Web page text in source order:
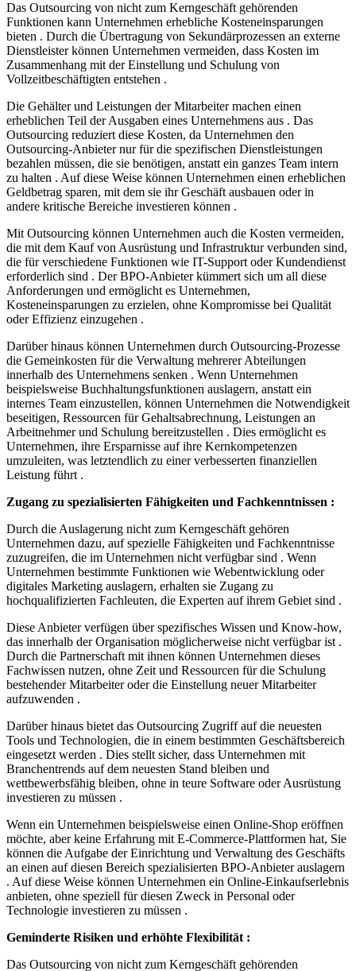
Das Outsourcing von nicht zum Kerngeschäft gehörenden
Funktionen kann Unternehmen erhebliche Kosteneinsparungen
bieten . Durch die Übertragung von Sekundärprozessen an externe
Dienstleister können Unternehmen vermeiden, dass Kosten im
Zusammenhang mit der Einstellung und Schulung von
Vollzeitbeschäftigten entstehen .
Die Gehälter und Leistungen der Mitarbeiter machen einen
erheblichen Teil der Ausgaben eines Unternehmens aus . Das
Outsourcing reduziert diese Kosten, da Unternehmen den
Outsourcing-Anbieter nur für die spezifischen Dienstleistungen
bezahlen müssen, die sie benötigen, anstatt ein ganzes Team intern
zu halten . Auf diese Weise können Unternehmen einen erheblichen
Geldbetrag sparen, mit dem sie ihr Geschäft ausbauen oder in
andere kritische Bereiche investieren können .
Mit Outsourcing können Unternehmen auch die Kosten vermeiden,
die mit dem Kauf von Ausrüstung und Infrastruktur verbunden sind,
die für verschiedene Funktionen wie IT-Support oder Kundendienst
erforderlich sind . Der BPO-Anbieter kümmert sich um all diese
Anforderungen und ermöglicht es Unternehmen,
Kosteneinsparungen zu erzielen, ohne Kompromisse bei Qualität
oder Effizienz einzugehen .
Darüber hinaus können Unternehmen durch Outsourcing-Prozesse
die Gemeinkosten für die Verwaltung mehrerer Abteilungen
innerhalb des Unternehmens senken . Wenn Unternehmen
beispielsweise Buchhaltungsfunktionen auslagern, anstatt ein
internes Team einzustellen, können Unternehmen die Notwendigkeit
beseitigen, Ressourcen für Gehaltsabrechnung, Leistungen an
Arbeitnehmer und Schulung bereitzustellen . Dies ermöglicht es
Unternehmen, ihre Ersparnisse auf ihre Kernkompetenzen
umzuleiten, was letztendlich zu einer verbesserten finanziellen
Leistung führt .
Zugang zu spezialisierten Fähigkeiten und Fachkenntnissen :
Durch die Auslagerung nicht zum Kerngeschäft gehören
Unternehmen dazu, auf spezielle Fähigkeiten und Fachkenntnisse
zuzugreifen, die im Unternehmen nicht verfügbar sind . Wenn
Unternehmen bestimmte Funktionen wie Webentwicklung oder
digitales Marketing auslagern, erhalten sie Zugang zu
hochqualifizierten Fachleuten, die Experten auf ihrem Gebiet sind .
Diese Anbieter verfügen über spezifisches Wissen und Know-how,
das innerhalb der Organisation möglicherweise nicht verfügbar ist .
Durch die Partnerschaft mit ihnen können Unternehmen dieses
Fachwissen nutzen, ohne Zeit und Ressourcen für die Schulung
bestehender Mitarbeiter oder die Einstellung neuer Mitarbeiter
aufzuwenden .
Darüber hinaus bietet das Outsourcing Zugriff auf die neuesten
Tools und Technologien, die in einem bestimmten Geschäftsbereich
eingesetzt werden . Dies stellt sicher, dass Unternehmen mit
Branchentrends auf dem neuesten Stand bleiben und
wettbewerbsfähig bleiben, ohne in teure Software oder Ausrüstung
investieren zu müssen .
Wenn ein Unternehmen beispielsweise einen Online-Shop eröffnen
möchte, aber keine Erfahrung mit E-Commerce-Plattformen hat, Sie
können die Aufgabe der Einrichtung und Verwaltung des Geschäfts
an einen auf diesen Bereich spezialisierten BPO-Anbieter auslagern
. Auf diese Weise können Unternehmen ein Online-Einkaufserlebnis
anbieten, ohne speziell für diesen Zweck in Personal oder
Technologie investieren zu müssen .
Geminderte Risiken und erhöhte Flexibilität :
Das Outsourcing von nicht zum Kerngeschäft gehörenden